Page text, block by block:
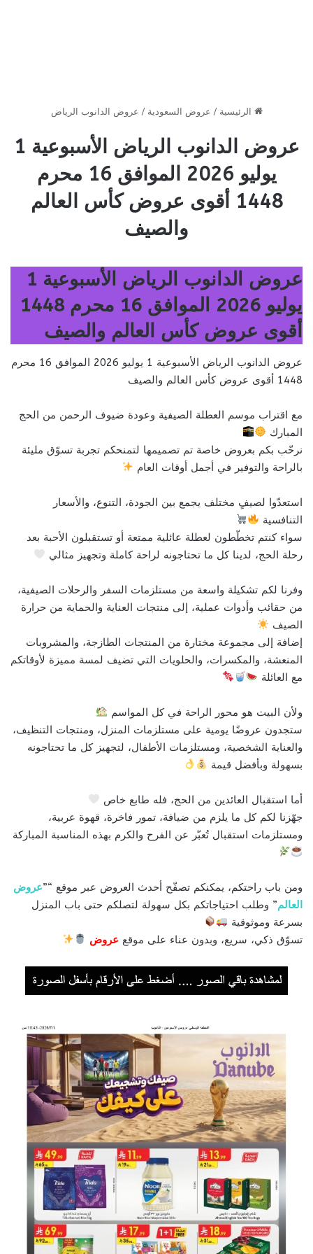
الرئيسية / عروض السعودية / عروض الدانوب الرياض
عروض الدانوب الرياض الأسبوعية 1
يوليو 2026 الموافق 16 محرم
1448 أقوى عروض كأس العالم
والصيف
عروض الدانوب الرياض الأسبوعية 1
يوليو 2026 الموافق 16 محرم 1448
أقوى عروض كأس العالم والصيف
عروض الدانوب الرياض الأسبوعية 1 يوليو 2026 الموافق 16 محرم
1448 أقوى عروض كأس العالم والصيف
مع اقتراب موسم العطلة الصيفية وعودة ضيوف الرحمن من الحج
المبارك
نرحّب بكم بعروض خاصة تم تصميمها لتمنحكم تجربة تسوّق مليئة
بالراحة والتوفير في أجمل أوقات العام
استعدّوا لصيفٍ مختلف يجمع بين الجودة، التنوع، والأسعار
التنافسية
سواء كنتم تخطّطون لعطلة عائلية ممتعة أو تستقبلون الأحبة بعد
رحلة الحج، لدينا كل ما تحتاجونه لراحة كاملة وتجهيز مثالي
وفرنا لكم تشكيلة واسعة من مستلزمات السفر والرحلات الصيفية،
من حقائب وأدوات عملية، إلى منتجات العناية والحماية من حرارة
الصيف
إضافة إلى مجموعة مختارة من المنتجات الطازجة، والمشروبات
المنعشة، والمكسرات، والحلويات التي تضيف لمسة مميزة لأوقاتكم
مع العائلة
ولأن البيت هو محور الراحة في كل المواسم
ستجدون عروضًا يومية على مستلزمات المنزل، ومنتجات التنظيف،
والعناية الشخصية، ومستلزمات الأطفال، لتجهيز كل ما تحتاجونه
بسهولة وبأفضل قيمة
أما استقبال العائدين من الحج، فله طابع خاص
جهّزنا لكم كل ما يلزم من ضيافة، تمور فاخرة، قهوة عربية،
ومستلزمات استقبال تُعبّر عن الفرح والكرم بهذه المناسبة المباركة
ومن باب راحتكم، يمكنكم تصفّح أحدث العروض عبر موقع “”عروض
العالم” وطلب احتياجاتكم بكل سهولة لتصلكم حتى باب المنزل
بسرعة وموثوقية
تسوّق ذكي، سريع، وبدون عناء على موقع عروض